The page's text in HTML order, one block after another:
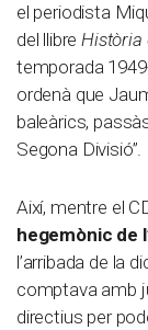
el periodista
del llibreHistòria
temporada
ordenà que
baleàrics,
Segona Divisió”.
Així, mentre el
hegemònic de
l’arribada de la
comptava amb
directius per